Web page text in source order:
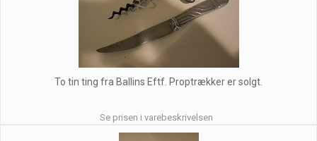
To tin ting fra Ballins Eftf. Proptrækker er solgt.
Se prisen i varebeskrivelsen